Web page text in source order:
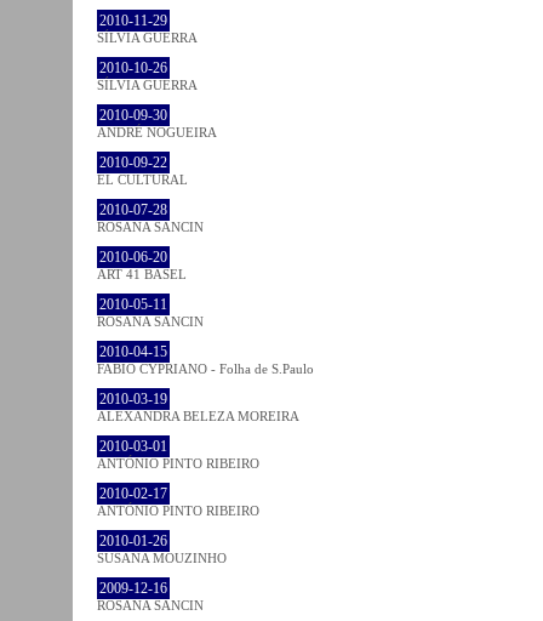
2010-11-29
SÍLVIA GUERRA
2010-10-26
SÍLVIA GUERRA
2010-09-30
ANDRÉ NOGUEIRA
2010-09-22
EL CULTURAL
2010-07-28
ROSANA SANCIN
2010-06-20
ART 41 BASEL
2010-05-11
ROSANA SANCIN
2010-04-15
FABIO CYPRIANO - Folha de S.Paulo
2010-03-19
ALEXANDRA BELEZA MOREIRA
2010-03-01
ANTÓNIO PINTO RIBEIRO
2010-02-17
ANTÓNIO PINTO RIBEIRO
2010-01-26
SUSANA MOUZINHO
2009-12-16
ROSANA SANCIN